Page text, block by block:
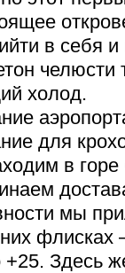
в себя
челюсти
холод.
для
в
мы
флисках
Здесь